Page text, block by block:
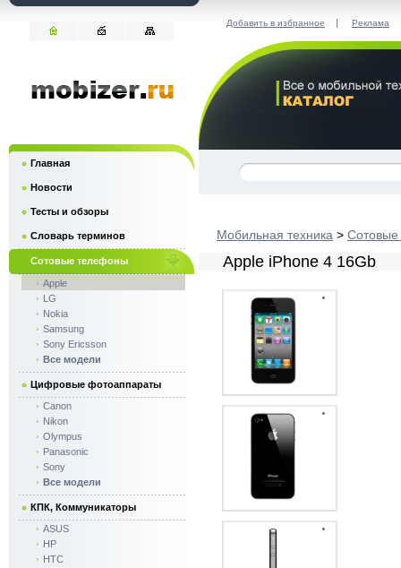
Добавить в избранное | Реклама
Мобильная техника >
Apple iPhone 4 16Gb
Главная
Новости
Тесты и обзоры
Словарь терминов
Сотовые телефоны
Apple
LG
Nokia
Samsung
Sony Ericsson
Все модели
Цифровые фотоаппараты
Canon
Nikon
Olympus
Panasonic
Sony
Все модели
КПК, Коммуникаторы
ASUS
HP
HTC